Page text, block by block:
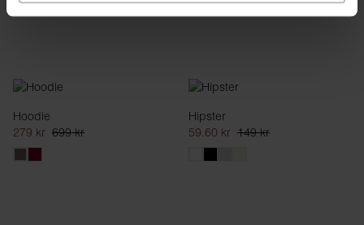
Hoodie
279 kr 699 kr
Hipster
59.60 kr 149 kr